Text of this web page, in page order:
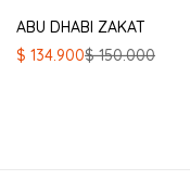
ABU DHABI ZAKAT
$150.000
El
$ 134.900
El